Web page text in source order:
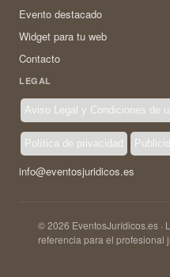
Evento destacado
Widget para tu web
Contacto
LEGAL
Aviso Legal y Condiciones de
Política de privacidad
info@eventosjuridicos.es
© 2026 EventosJurídicos.es ·
referencia para el profesional